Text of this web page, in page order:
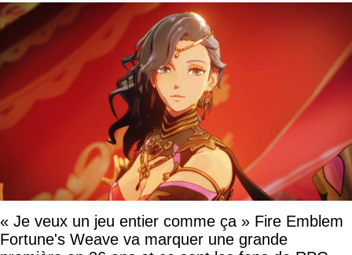
« Je veux un jeu entier comme ça » Fire Emblem
Fortune's Weave va marquer une grande